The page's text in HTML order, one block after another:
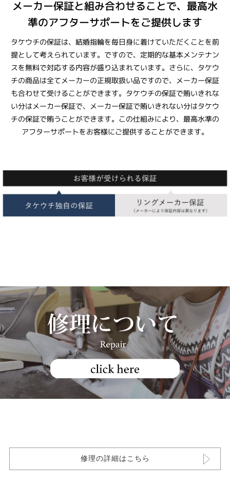
メーカー保証と組み合わせることで、最高水
準のアフターサポートをご提供します
タケウチの保証は、結婚指輪を毎日身に着けていただくことを前
提として考えられています。ですので、定期的な基本メンテナン
スを無料で対応する内容が盛り込まれています。さらに、タケウ
チの商品は全てメーカーの正規取扱い品ですので、メーカー保証
も合わせて受けることができます。タケウチの保証で賄いきれな
い分はメーカー保証で、メーカー保証で賄いきれない分はタケウ
チの保証で賄うことができます。この仕組みにより、最高水準の
アフターサポートをお客様にご提供することができます。
修理の詳細はこちら